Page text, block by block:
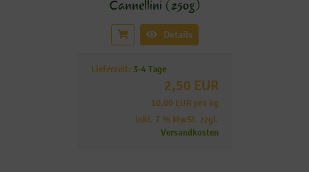
Cannellini (250g)
Details
Lieferzeit: 3-4 Tage
2,50 EUR
10,00 EUR pro kg
inkl. 7 % MwSt. zzgl.
Versandkosten